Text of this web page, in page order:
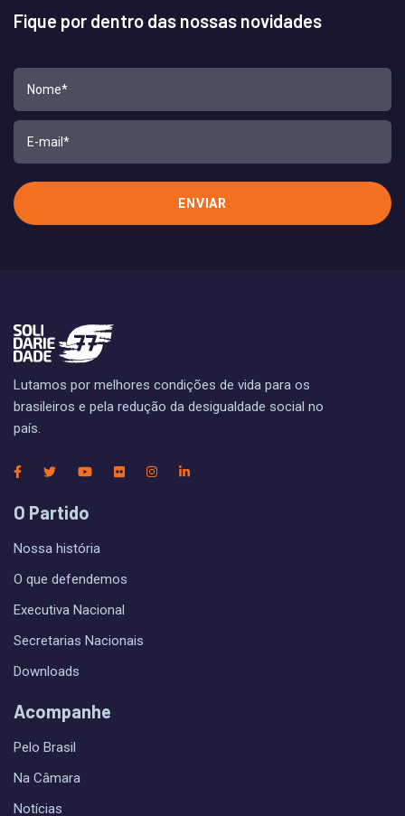
Fique por dentro das nossas novidades
Lutamos por melhores condições de vida para os
brasileiros e pela redução da desigualdade social no
país.
O Partido
Nossa história
O que defendemos
Executiva Nacional
Secretarias Nacionais
Downloads
Acompanhe
Pelo Brasil
Na Câmara
Notícias